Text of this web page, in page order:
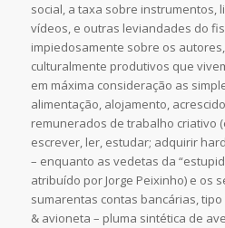
social, a taxa sobre instrumentos,
vídeos, e outras leviandades do
impiedosamente sobre os
culturalmente produtivos que
em máxima consideração as
alimentação, alojamento,
remunerados de trabalho criativo
escrever, ler, estudar; adquirir
– enquanto as vedetas da
atribuído por Jorge Peixinho) e os
sumarentas contas bancárias,
& avioneta – pluma sintética de